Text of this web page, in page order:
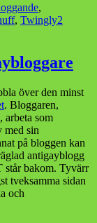
,
, Twingly2
över den minst
. Bloggaren,
arbeta som
med sin
på bloggen kan
antigayblogg
står bakom. Tyvärr
tveksamma sidan
och